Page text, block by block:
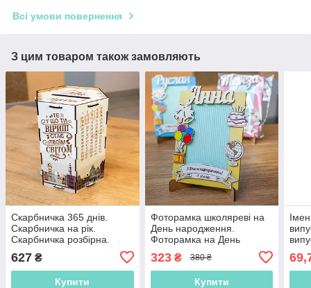
Всі умови повернення
З цим товаром також замовляють
Скарбничка 365 днів.
Скарбничка на рік.
Скарбничка розбірна.
Копілка. Копилка
627 ₴
Купити
Фоторамка школяреві на
День народження.
Фоторамка на День
народження Подарунок на
День народження. Іменна
фоторамка
323₴ 380 ₴
Купити